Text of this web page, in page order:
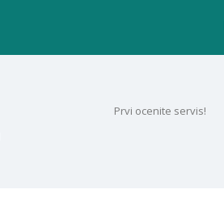
Prvi ocenite servis!